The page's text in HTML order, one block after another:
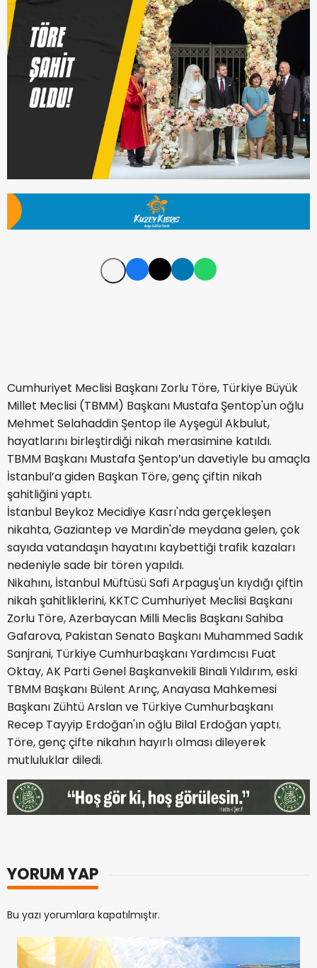
Cumhuriyet Meclisi Başkanı Zorlu Töre, Türkiye Büyük
Millet Meclisi (TBMM) Başkanı Mustafa Şentop'un oğlu
Mehmet Selahaddin Şentop ile Ayşegül Akbulut,
hayatlarını birleştirdiği nikah merasimine katıldı.
TBMM Başkanı Mustafa Şentop’un davetiyle bu amaçla
İstanbul’a giden Başkan Töre, genç çiftin nikah
şahitliğini yaptı.
İstanbul Beykoz Mecidiye Kasrı'nda gerçekleşen
nikahta, Gaziantep ve Mardin'de meydana gelen, çok
sayıda vatandaşın hayatını kaybettiği trafik kazaları
nedeniyle sade bir tören yapıldı.
Nikahını, İstanbul Müftüsü Safi Arpaguş'un kıydığı çiftin
nikah şahitliklerini, KKTC Cumhuriyet Meclisi Başkanı
Zorlu Töre, Azerbaycan Milli Meclis Başkanı Sahiba
Gafarova, Pakistan Senato Başkanı Muhammed Sadık
Sanjrani, Türkiye Cumhurbaşkanı Yardımcısı Fuat
Oktay, AK Parti Genel Başkanvekili Binali Yıldırım, eski
TBMM Başkanı Bülent Arınç, Anayasa Mahkemesi
Başkanı Zühtü Arslan ve Türkiye Cumhurbaşkanı
Recep Tayyip Erdoğan'ın oğlu Bilal Erdoğan yaptı.
Töre, genç çifte nikahın hayırlı olması dileyerek
mutluluklar diledi.
YORUM YAP
Bu yazı yorumlara kapatılmıştır.